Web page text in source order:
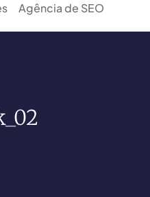
Agência de SEO